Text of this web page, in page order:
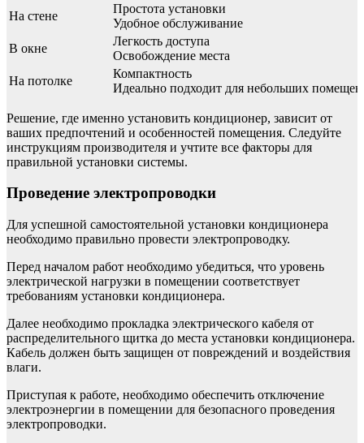
На стене
Простота установки
Удобное обслуживание
В окне
Легкость доступа
Освобождение места
На потолке
Компактность
Идеально подходит для небольших
Решение, где именно установить кондиционер, зависит от
ваших предпочтений и особенностей помещения. Следуйте
инструкциям производителя и учтите все факторы для
правильной установки системы.
Проведение электропроводки
Для успешной самостоятельной установки кондиционера
необходимо правильно провести электропроводку.
Перед началом работ необходимо убедиться, что уровень
электрической нагрузки в помещении соответствует
требованиям установки кондиционера.
Далее необходимо прокладка электрического кабеля от
распределительного щитка до места установки кондиционера.
Кабель должен быть защищен от повреждений и воздействия
влаги.
Приступая к работе, необходимо обеспечить отключение
электроэнергии в помещении для безопасного проведения
электропроводки.